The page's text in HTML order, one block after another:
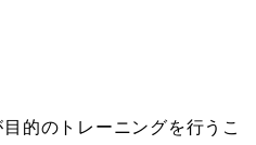
的のトレーニングを行うこ